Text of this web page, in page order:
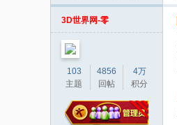
3D世界网-零
103
主题
4856
回帖
4万
积分